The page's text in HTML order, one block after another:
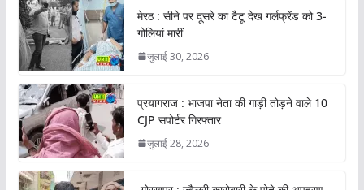
मेरठ : सीने पर दूसरे का टैटू देख गर्लफ्रेंड को 3-
गोलियां मारीं
जुलाई 30, 2026
प्रयागराज : भाजपा नेता की गाड़ी तोड़ने वाले 10
CJP सपोर्टर गिरफ्तार
जुलाई 28, 2026